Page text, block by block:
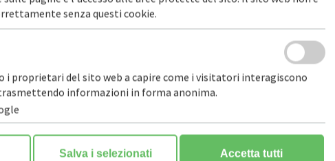
senza questi cookie.
i proprietari del sito web a capire come i visitatori interagiscono
informazioni in forma anonima.
Salva i selezionati Accetta tutti